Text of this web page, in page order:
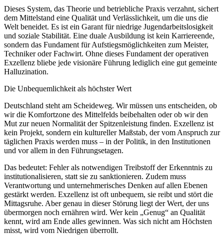
Dieses System, das Theorie und betriebliche Praxis verzahnt, sichert
dem Mittelstand eine Qualität und Verlässlichkeit, um die uns die
Welt beneidet. Es ist ein Garant für niedrige Jugendarbeitslosigkeit
und soziale Stabilität. Eine duale Ausbildung ist kein Karriereende,
sondern das Fundament für Aufstiegsmöglichkeiten zum Meister,
Techniker oder Fachwirt. Ohne dieses Fundament der operativen
Exzellenz bliebe jede visionäre Führung lediglich eine gut gemeinte
Halluzination.
Die Unbequemlichkeit als höchster Wert
Deutschland steht am Scheideweg. Wir müssen uns entscheiden, ob
wir die Komfortzone des Mittelfelds beibehalten oder ob wir den
Mut zur neuen Normalität der Spitzenleistung finden. Exzellenz ist
kein Projekt, sondern ein kultureller Maßstab, der vom Anspruch zur
täglichen Praxis werden muss – in der Politik, in den Institutionen
und vor allem in den Führungsetagen.
Das bedeutet: Fehler als notwendigen Treibstoff der Erkenntnis zu
institutionalisieren, statt sie zu sanktionieren. Zudem muss
Verantwortung und unternehmerisches Denken auf allen Ebenen
gestärkt werden. Exzellenz ist oft unbequem, sie reibt und stört die
Mittagsruhe. Aber genau in dieser Störung liegt der Wert, der uns
übermorgen noch ernähren wird. Wer kein „Genug“ an Qualität
kennt, wird am Ende alles gewinnen. Was sich nicht am Höchsten
misst, wird vom Niedrigen überrollt.